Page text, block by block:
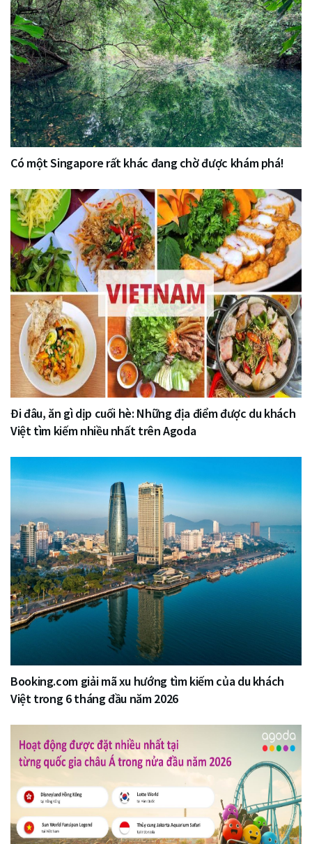
Có một Singapore rất khác đang chờ được khám phá!
Đi đâu, ăn gì dịp cuối hè: Những địa điểm được du khách
Việt tìm kiếm nhiều nhất trên Agoda
Booking.com giải mã xu hướng tìm kiếm của du khách
Việt trong 6 tháng đầu năm 2026